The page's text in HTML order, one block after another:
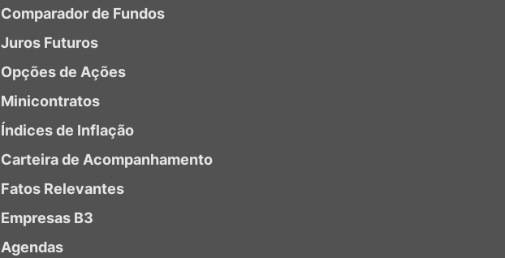
Comparador de Fundos
Juros Futuros
Opções de Ações
Minicontratos
Índices de Inflação
Carteira de Acompanhamento
Fatos Relevantes
Empresas B3
Agendas